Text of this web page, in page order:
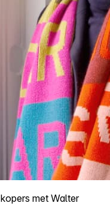
kopers met Walter